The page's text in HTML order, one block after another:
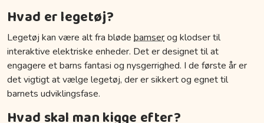
Hvad er legetøj?
Legetøj kan være alt fra bløde bamserog klodser til
interaktive elektriske enheder. Det er designet til at
engagere et barns fantasi og nysgerrighed. I de første år er
det vigtigt at vælge legetøj, der er sikkert og egnet til
barnets udviklingsfase.
Hvad skal man kigge efter?